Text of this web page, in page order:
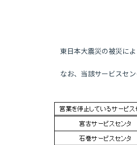
東日本大震災の被災によ
なお、当該サービスセン